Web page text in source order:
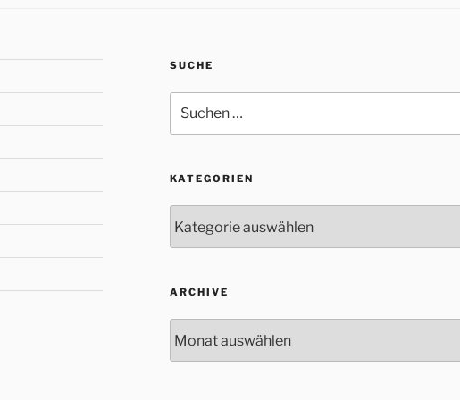
SUCHE
nach:
KATEGORIEN
ARCHIVE